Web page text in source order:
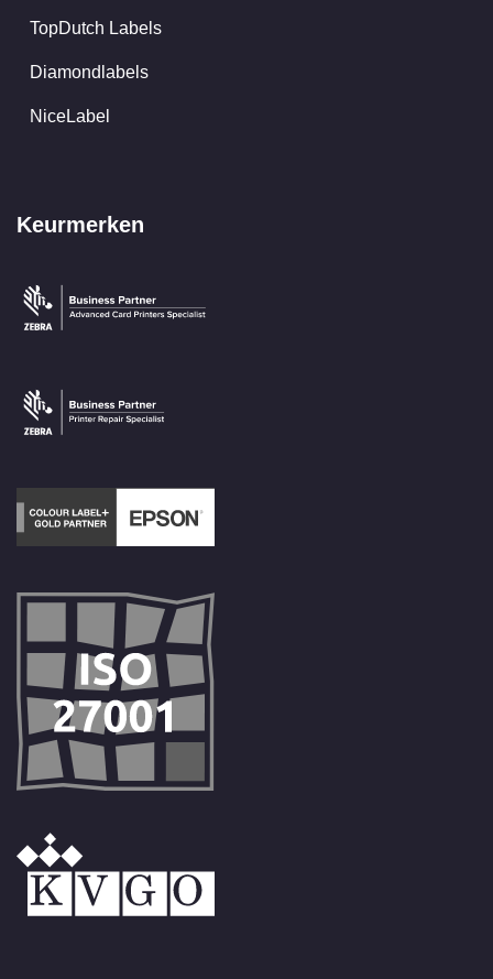
TopDutch Labels
Diamondlabels
NiceLabel
Keurmerken